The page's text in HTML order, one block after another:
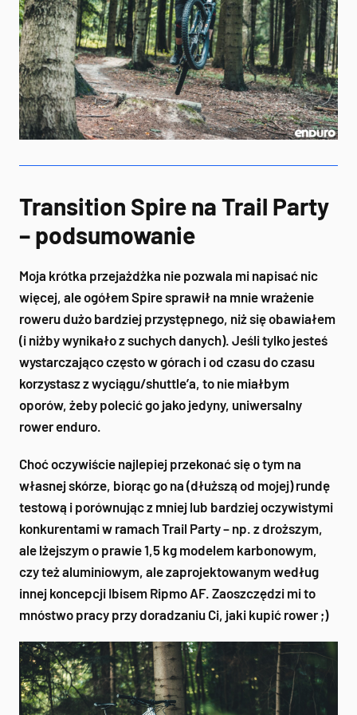
Transition Spire na Trail Party
– podsumowanie
Moja krótka przejażdżka nie pozwala mi napisać nic
więcej, ale ogółem Spire sprawił na mnie wrażenie
roweru dużo bardziej przystępnego, niż się obawiałem
(i niżby wynikało z suchych danych). Jeśli tylko jesteś
wystarczająco często w górach i od czasu do czasu
korzystasz z wyciągu/shuttle’a, to nie miałbym
oporów, żeby polecić go jako jedyny, uniwersalny
rower enduro.
Choć oczywiście najlepiej przekonać się o tym na
własnej skórze, biorąc go na (dłuższą od mojej) rundę
testową i porównując z mniej lub bardziej oczywistymi
konkurentami w ramach Trail Party – np. z droższym,
ale lżejszym o prawie 1,5 kg modelem karbonowym,
czy też aluminiowym, ale zaprojektowanym według
innej koncepcji Ibisem Ripmo AF. Zaoszczędzi mi to
mnóstwo pracy przy doradzaniu Ci, jaki kupić rower ;)